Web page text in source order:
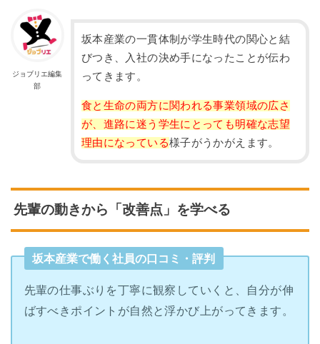
ジョブリエ編集
部
坂本産業の一貫体制が学生時代の関心と結
びつき、入社の決め手になったことが伝わ
ってきます。
食と生命の両方に関われる事業領域の広さ
が、進路に迷う学生にとっても明確な志望
理由になっている様子がうかがえます。
先輩の動きから「改善点」を学べる
坂本産業で働く社員の口コミ・評判
先輩の仕事ぶりを丁寧に観察していくと、自分が伸
ばすべきポイントが自然と浮かび上がってきます。